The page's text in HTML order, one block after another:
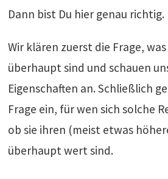
Dann bist Du hier genau richtig.
Wir klären zuerst die Frage,
überhaupt sind und schauen
Eigenschaften an. Schließlich
Frage ein, für wen sich solche
ob sie ihren (meist etwas
überhaupt wert sind.